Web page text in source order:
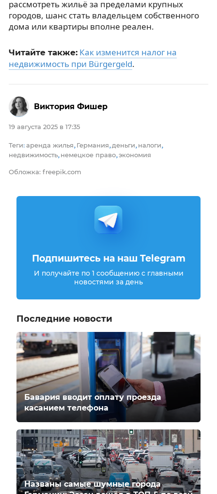
рассмотреть жильё за пределами крупных
городов, шанс стать владельцем собственного
дома или квартиры вполне реален.
Читайте также: Как изменится налог на
недвижимость при Bürgergeld.
19 августа 2025 в 17:35
Теги: аренда жилья, Германия, деньги, налоги,
недвижимость, немецкое право,экономия
Обложка: freepik.com
Виктория Фишер
Подпишитесь на наш Telegram
И получайте по 1 сообщению с главными
новостями за день
Последние новости
Бавария вводит оплату проезда
касанием телефона
Названы самые шумные города